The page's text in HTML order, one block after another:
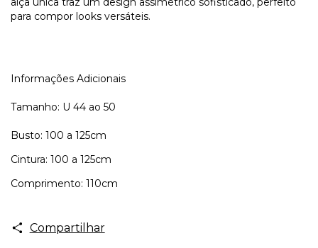
para compor looks versáteis.
Informações Adicionais
Tamanho: U 44 ao 50
Busto: 100 a 125cm
Cintura: 100 a 125cm
Comprimento: 110cm
Compartilhar